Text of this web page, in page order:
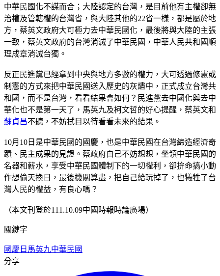
中華民國化不謀而合；大陸認定的台灣，是目前他有主權卻無
治權及管轄權的台灣省，與大陸其他的22省一樣，都是屬於地
方，蔡英文政府大可極力去中華民國化，最後將與大陸的主張
一致，蔡英文政府的台灣消滅了中華民國，中華人民共和國順
理成章消滅台獨。
反正民進黨已經拿到中央與地方多數的權力，大可透過修憲或
制憲的方式來把中華民國送入歷史的灰燼中，正式成立台灣共
和國，而不是台灣，看看結果會如何？民進黨去中國化與去中
華化也不是第一天了，馬英九及柯文哲的好心提醒，蔡英文和
蘇貞昌不聽，不妨拭目以待看看未來的結果。
10月10日是中華民國的國慶，也是中華民國在台灣締造經濟奇
蹟、民主成果的見證。蔡政府自己不妨想想，坐領中華民國的
名器和薪水，享受中華民國體制下的一切權利，卻拚命搞小動
作想偷天換日，最後機關算盡，把自己給玩掉了，也犧牲了台
灣人民的權益，有良心嗎？
（本文刊登於111.10.09中國時報時論廣場）
關鍵字
國慶日 馬英九中華民國
分享